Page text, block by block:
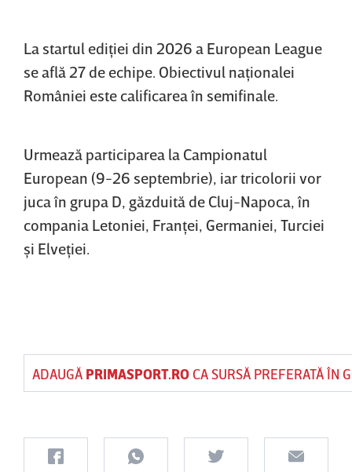
La startul ediţiei din 2026 a European League
se află 27 de echipe. Obiectivul naţionalei
României este calificarea în semifinale.
Urmează participarea la Campionatul
European (9-26 septembrie), iar tricolorii vor
juca în grupa D, găzduită de Cluj-Napoca, în
compania Letoniei, Franţei, Germaniei, Turciei
şi Elveţiei.
ADAUGĂ PRIMASPORT.ROCA SURSĂ PREFERATĂ ÎN